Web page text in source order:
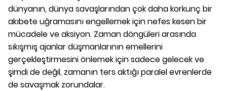
dünyanın, dünya savaşlarından çok daha korkunç bir
akıbete uğramasını engellemek için nefes kesen bir
mücadele ve aksiyon. Zaman döngüleri arasında
sıkışmış ajanlar düşmanlarının emellerini
gerçekleştirmesini önlemek için sadece gelecek ve
şimdi de değil, zamanın ters aktığı paralel evrenlerde
de savaşmak zorundalar.